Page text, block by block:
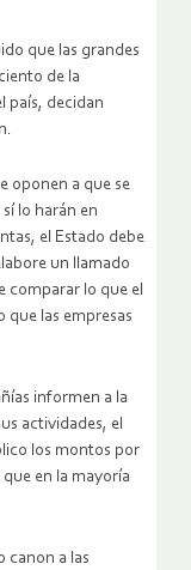
que las grandes
de la
país, decidan
oponen a que se
lo harán en
el Estado debe
un llamado
comparar lo que el
las empresas
informen a la
actividades, el
los montos por
en la mayoría
canon a las